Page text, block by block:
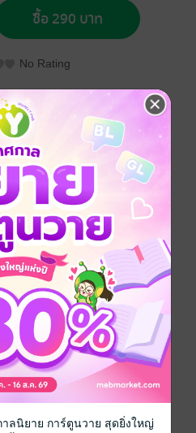
ซื้อ 290 บาท
No Rating
วัญ แชร์
โดนพ่อแม่จับไปดูตัวบ่อยที่สุด
Book ก็สามารถ
ไปดูตัวบ่อยมากทั้งที่ตอนนี้มันปี
หนื่อยและเบื่อหน่ายกับเรื่อง
การณ์นี้ “คู่หมั้นจอมปลอม”
ไม้กันหมา” เพื่อตบตาพ่อแม่
ห้สักที
นติก 18+
25 มกราคม 2566
าลนิยาย การ์ตูนวาย สุดยิ่งใหญ่